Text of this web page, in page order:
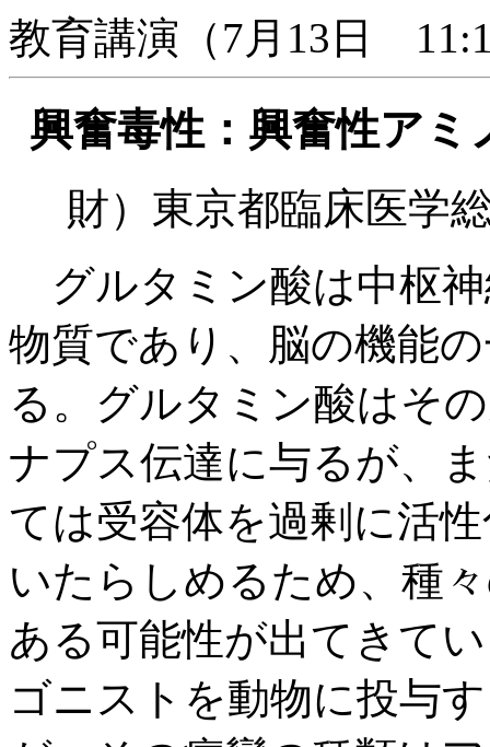
教育講演（7月13日
興奮毒性：興奮性ア
財）東京都臨床医学
グルタミン酸は中枢
物質であり、脳の機能
る。グルタミン酸はそ
ナプス伝達に与るが、
ては受容体を過剰に活
いたらしめるため、種
ある可能性が出てきて
ゴニストを動物に投与